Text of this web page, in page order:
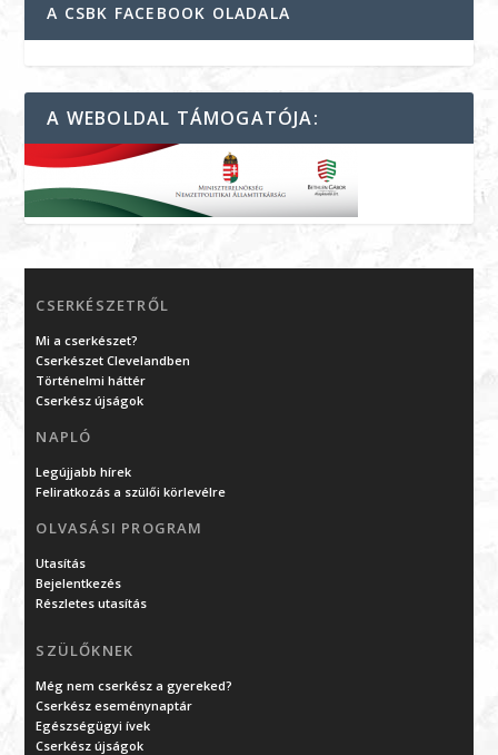
A CSBK FACEBOOK OLADALA
A WEBOLDAL TÁMOGATÓJA:
CSERKÉSZETRŐL
Mi a cserkészet?
Cserkészet Clevelandben
Történelmi háttér
Cserkész újságok
NAPLÓ
Legújjabb hírek
Feliratkozás a szülői körlevélre
OLVASÁSI PROGRAM
Utasítás
Bejelentkezés
Részletes utasítás
SZÜLŐKNEK
Még nem cserkész a gyereked?
Cserkész eseménynaptár
Egészségügyi ívek
Cserkész újságok